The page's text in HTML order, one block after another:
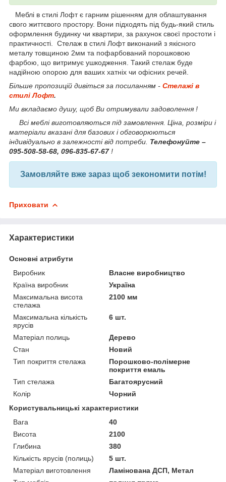
Меблі в стилі Лофт є гарним рішенням для облаштування
свого життєвого простору. Вони підходять під будь-який стиль
оформлення будинку чи квартири, за рахунок своєї простоти і
практичності. Стелаж в стилі Лофт виконаний з якісного
металу товщиною 2мм та пофарбований порошковою
фарбою, що витримує ушкодження. Такий стелаж буде
надійною опорою для ваших хатніх чи офісних речей.
Більше пропозицій дивіться за посиланням - Стелажі в
стилі Лофт.
Ми вкладаємо душу, щоб Ви отримували задоволення !
Всі меблі виготовляються під замовлення. Ціна, розміри і
матеріали вказані для базових і обговорюються
індивідуально в залежності від потреби. Телефонуйте –
095-508-58-68, 096-835-67-67 !
Замовляйте вже зараз щоб зекономити потім!
Приховати
Характеристики
Основні атрибути
Виробник
Власне виробництво
Країна виробник
Україна
Максимальна висота
стелажа
2100 мм
Максимальна кількість
ярусів
6 шт.
Матеріал полиць
Дерево
Стан
Новий
Тип покриття стелажа
Порошково-полімерне
покриття емаль
Тип стелажа
Багатоярусний
Колір
Чорний
Користувальницькі характеристики
Вага
40
Висота
2100
Глибина
380
Кількість ярусів (полиць)
5 шт.
Матеріал виготовлення
Ламінована ДСП, Метал